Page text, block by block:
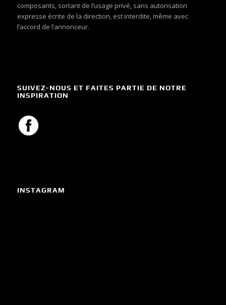
composants, sortant de l’usage privé, sans autorisation
expresse écrite de la direction, est interdite, même avec
l’accord de l’annonceur.
SUIVEZ-NOUS ET FAITES PARTIE DE NOTRE
INSPIRATION
INSTAGRAM